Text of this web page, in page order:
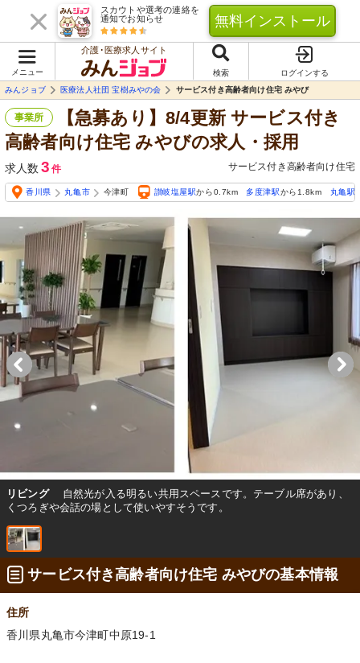
スカウトや選考の連絡を
通知でお知らせ
無料インストール
メニュー
介護･医療求人サイト
検索
ログインする
みんジョブ
医療法人社団 宝樹みやの会 サービス付き高齢者向け住宅 みやび
事業所
【急募あり】8/4更新 サービス付き
高齢者向け住宅 みやびの求人・採用
求人数 3 件 サービス付き高齢者向け住宅
香川県 丸亀市 今津町 讃岐塩屋駅から0.7km 多度津駅から1.8km 丸亀駅
リビング
自然光が入る明るい共用スペースです。テーブル席があり、
くつろぎや会話の場として使いやすそうです。
サービス付き高齢者向け住宅 みやびの基本情報
住所
香川県丸亀市今津町中原19-1